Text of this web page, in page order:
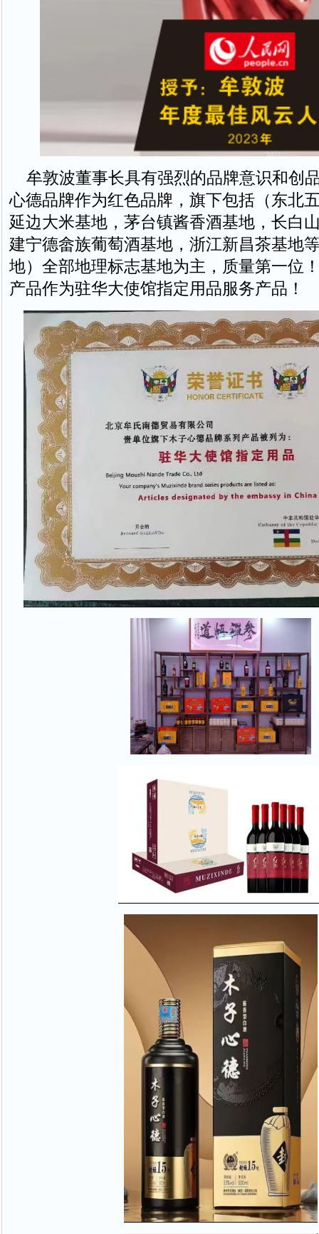
牟敦波董事长具有强烈的品牌意识和创
心德品牌作为红色品牌，旗下包括（东北
延边大米基地，茅台镇酱香酒基地，长白
建宁德畲族葡萄酒基地，浙江新昌茶基地
地）全部地理标志基地为主，质量第一位
产品作为驻华大使馆指定用品服务产品！